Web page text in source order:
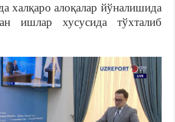
халқаро алоқалар йўналишида
ишлар хусусида тўхталиб